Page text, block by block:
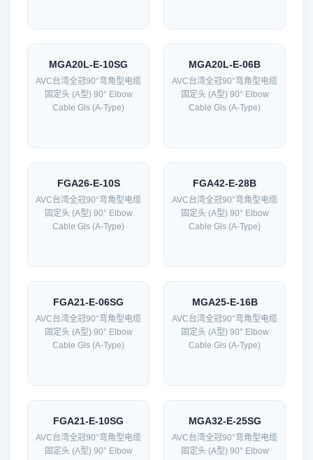
MGA20L-E-10SG
AVC台湾全冠90°弯角型电缆
固定头 (A型) 90° Elbow
Cable Gls (A-Type)
MGA20L-E-06B
AVC台湾全冠90°弯角型电缆
固定头 (A型) 90° Elbow
Cable Gls (A-Type)
FGA26-E-10S
AVC台湾全冠90°弯角型电缆
固定头 (A型) 90° Elbow
Cable Gls (A-Type)
FGA42-E-28B
AVC台湾全冠90°弯角型电缆
固定头 (A型) 90° Elbow
Cable Gls (A-Type)
FGA21-E-06SG
AVC台湾全冠90°弯角型电缆
固定头 (A型) 90° Elbow
Cable Gls (A-Type)
MGA25-E-16B
AVC台湾全冠90°弯角型电缆
固定头 (A型) 90° Elbow
Cable Gls (A-Type)
FGA21-E-10SG
AVC台湾全冠90°弯角型电缆
固定头 (A型) 90° Elbow
MGA32-E-25SG
AVC台湾全冠90°弯角型电缆
固定头 (A型) 90° Elbow